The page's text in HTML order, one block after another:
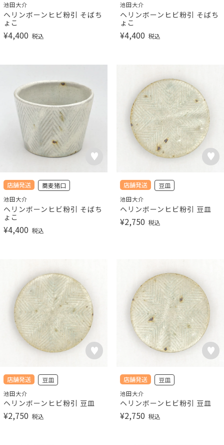
池田大介
ヘリンボーンヒビ粉引 そばち
ょこ
¥4,400 税込
池田大介
ヘリンボーンヒビ粉引 そばち
ょこ
¥4,400 税込
店舗発送 蕎麦猪口
池田大介
ヘリンボーンヒビ粉引 そばち
ょこ
¥4,400 税込
店舗発送 豆皿
池田大介
ヘリンボーンヒビ粉引 豆皿
¥2,750 税込
店舗発送 豆皿
池田大介
ヘリンボーンヒビ粉引 豆皿
¥2,750 税込
店舗発送 豆皿
池田大介
ヘリンボーンヒビ粉引 豆皿
¥2,750 税込